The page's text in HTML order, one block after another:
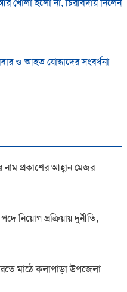
হলো না, চিরবিদায় নিলেন
ও আহত যোদ্ধাদের সংবর্ধনা
নাম প্রকাশের আহ্বান মেজর
নিয়োগ প্রক্রিয়ায় দুর্নীতি,
মাঠে কলাপাড়া উপজেলা